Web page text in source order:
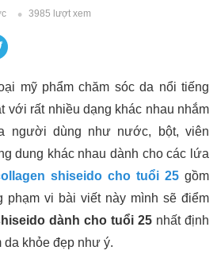
3985 lượt xem
mỹ phẩm chăm sóc da nổi tiếng
với rất nhiều dạng khác nhau nhắm
người dùng như nước, bột, viên
dung khác nhau dành cho các lứa
shiseido cho tuổi 25 gồm
phạm vi bài viết này mình sẽ điểm
dành cho tuổi 25 nhất định
da khỏe đẹp như ý.